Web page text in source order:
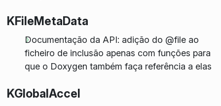
KFileMetaData
Documentação da API: adição do @file ao
ficheiro de inclusão apenas com funções para
que o Doxygen também faça referência a elas
KGlobalAccel